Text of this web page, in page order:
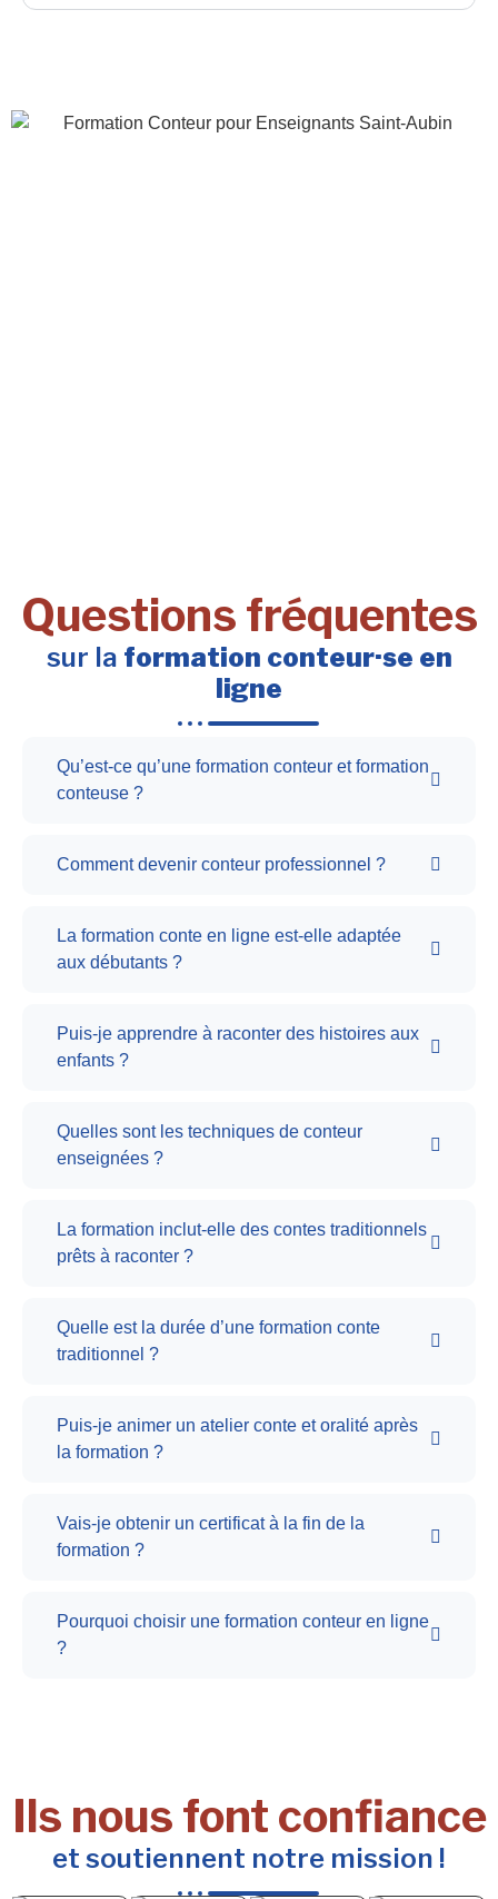
Questions fréquentes
sur la formation conteur·se en
ligne
Qu’est-ce qu’une formation conteur et formation
conteuse ?
Comment devenir conteur professionnel ?
La formation conte en ligne est-elle adaptée
aux débutants ?
Puis-je apprendre à raconter des histoires aux
enfants ?
Quelles sont les techniques de conteur
enseignées ?
La formation inclut-elle des contes traditionnels
prêts à raconter ?
Quelle est la durée d’une formation conte
traditionnel ?
Puis-je animer un atelier conte et oralité après
la formation ?
Vais-je obtenir un certificat à la fin de la
formation ?
Pourquoi choisir une formation conteur en ligne
?
Ils nous font confiance
et soutiennent notre mission !